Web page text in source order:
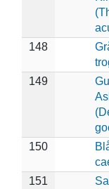
148
149
150
151